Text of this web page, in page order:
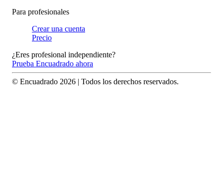
Para profesionales
Crear una cuenta
Precio
¿Eres profesional independiente?
Prueba Encuadrado ahora
© Encuadrado 2026 | Todos los derechos reservados.